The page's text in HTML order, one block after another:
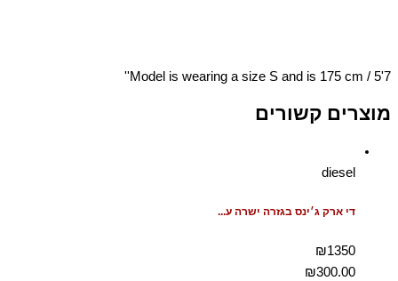
Model is wearing a size S and is 175 cm / 5'7''
מוצרים קשורים
diesel
די ארק ג׳ינס בגזרה ישרה ע...
₪1350
₪300.00